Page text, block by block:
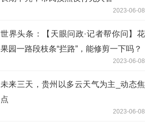
2023-06-08
世界头条：【天眼问政·记者帮你问】花
果园一路段枝条“拦路”，能修剪一下吗？
2023-06-08
未来三天，贵州以多云天气为主_动态焦
点
2023-06-08